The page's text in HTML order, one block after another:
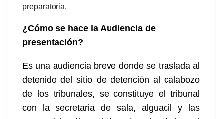
preparatoria.
¿Cómo se hace la Audiencia de
presentación?
Es una audiencia breve donde se traslada al
detenido del sitio de detención al calabozo
de los tribunales, se constituye el tribunal
con la secretaria de sala, alguacil y las